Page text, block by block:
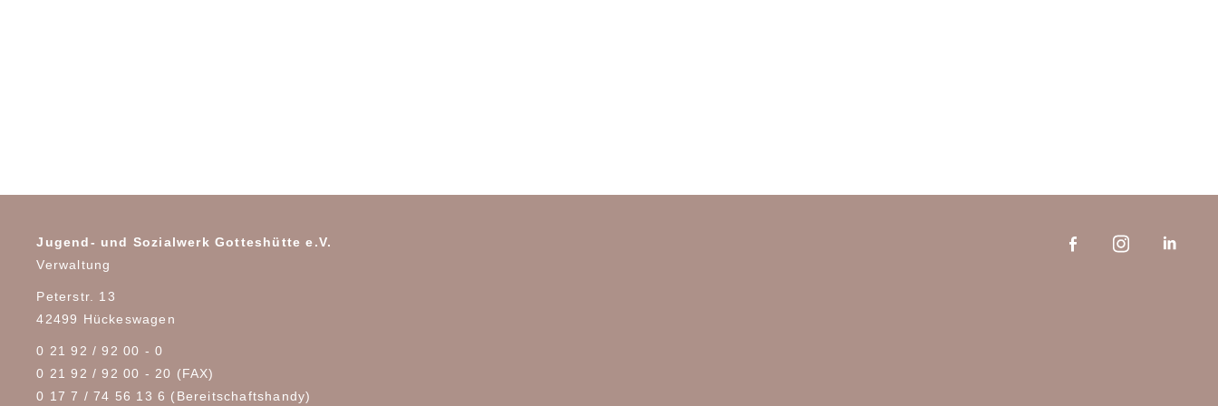
Jugend- und Sozialwerk Gotteshütte e.V.
Verwaltung
Peterstr. 13
42499 Hückeswagen
0 21 92 / 92 00 - 0
0 21 92 / 92 00 - 20 (FAX)
0 17 7 / 74 56 13 6 (Bereitschaftshandy)